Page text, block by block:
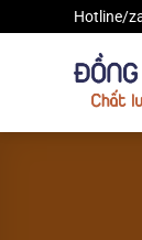
qua
Hotline/